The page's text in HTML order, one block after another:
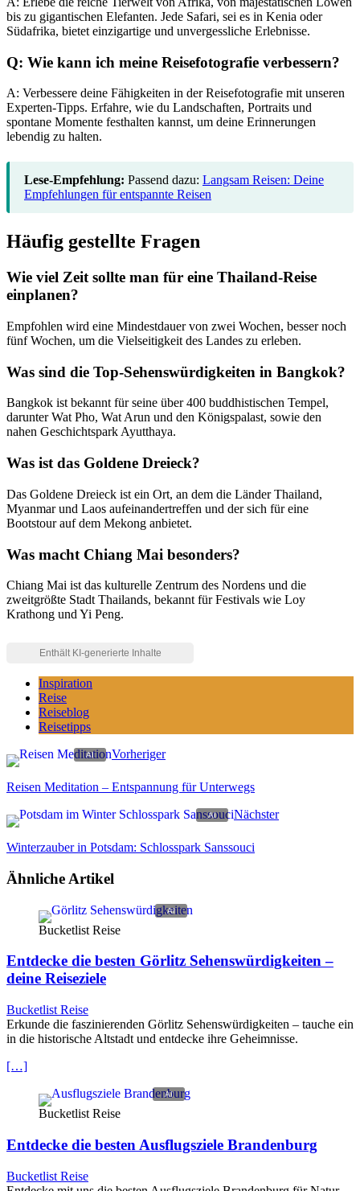
bis zu gigantischen Elefanten. Jede Safari, sei es in Kenia oder
Südafrika, bietet einzigartige und unvergessliche Erlebnisse.
Q: Wie kann ich meine Reisefotografie verbessern?
A: Verbessere deine Fähigkeiten in der Reisefotografie mit unseren
Experten-Tipps. Erfahre, wie du Landschaften, Portraits und
spontane Momente festhalten kannst, um deine Erinnerungen
lebendig zu halten.
Lese-Empfehlung: Passend dazu: Langsam Reisen: Deine
Empfehlungen für entspannte Reisen
Häufig gestellte Fragen
Wie viel Zeit sollte man für eine Thailand-Reise
einplanen?
Empfohlen wird eine Mindestdauer von zwei Wochen, besser noch
fünf Wochen, um die Vielseitigkeit des Landes zu erleben.
Was sind die Top-Sehenswürdigkeiten in Bangkok?
Bangkok ist bekannt für seine über 400 buddhistischen Tempel,
darunter Wat Pho, Wat Arun und den Königspalast, sowie den
nahen Geschichtspark Ayutthaya.
Was ist das Goldene Dreieck?
Das Goldene Dreieck ist ein Ort, an dem die Länder Thailand,
Myanmar und Laos aufeinandertreffen und der sich für eine
Bootstour auf dem Mekong anbietet.
Was macht Chiang Mai besonders?
Chiang Mai ist das kulturelle Zentrum des Nordens und die
zweitgrößte Stadt Thailands, bekannt für Festivals wie Loy
Krathong und Yi Peng.
Inspiration
Reise
Reiseblog
Reisetipps
Vorheriger
Reisen Meditation – Entspannung für Unterwegs
Nächster
Winterzauber in Potsdam: Schlosspark Sanssouci
Ähnliche Artikel
Bucketlist Reise
Entdecke die besten Görlitz Sehenswürdigkeiten –
deine Reiseziele
Bucketlist Reise
Erkunde die faszinierenden Görlitz Sehenswürdigkeiten – tauche ein
in die historische Altstadt und entdecke ihre Geheimnisse.
[…]
Bucketlist Reise
Entdecke die besten Ausflugsziele Brandenburg
Bucketlist Reise